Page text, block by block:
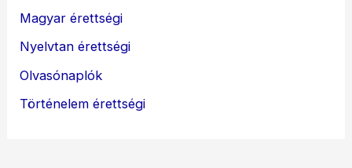
Magyar érettségi
Nyelvtan érettségi
Olvasónaplók
Történelem érettségi